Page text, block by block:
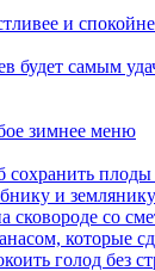
и
будет самым
зимнее меню
и
сковороде со
которые
голод без